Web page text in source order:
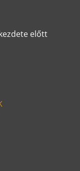
előtt